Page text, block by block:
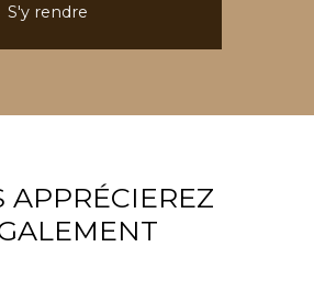
S'y rendre
APPRÉCIEREZ